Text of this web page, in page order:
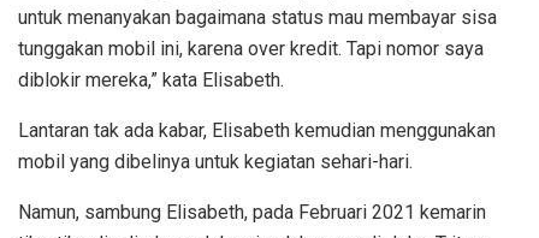
untuk menanyakan bagaimana status mau membayar sisa
tunggakan mobil ini, karena over kredit. Tapi nomor saya
diblokir mereka,” kata Elisabeth.
Lantaran tak ada kabar, Elisabeth kemudian menggunakan
mobil yang dibelinya untuk kegiatan sehari-hari.
Namun, sambung Elisabeth, pada Februari 2021 kemarin